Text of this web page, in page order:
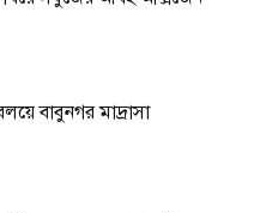
বাবুনগর মাদ্রাসা